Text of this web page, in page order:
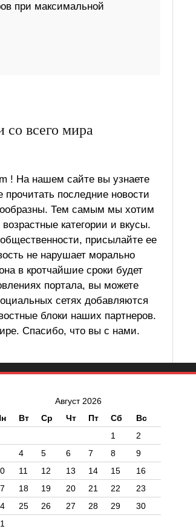
при максимальной
всего мира
! На нашем сайте вы узнаете
последние новости
Тем самым мы хотим
категории и вкусы.
присылайте ее
не нарушает морально
в кротчайшие сроки будет
портала, вы можете
сетях добавляются
блоки наших партнеров.
Спасибо, что вы с нами.
Август 2026
Вт Ср Чт Пт Сб
Вс
1
2
4 5 6 7 8
9
11 12 13 14 15
16
18 19 20 21 22
23
25 26 27 28 29
30